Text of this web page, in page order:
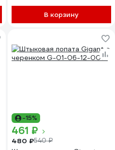
В корзину
-15%
461 ₽
480 ₽540 ₽